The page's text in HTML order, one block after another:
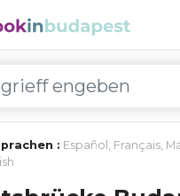
: Español , Français,